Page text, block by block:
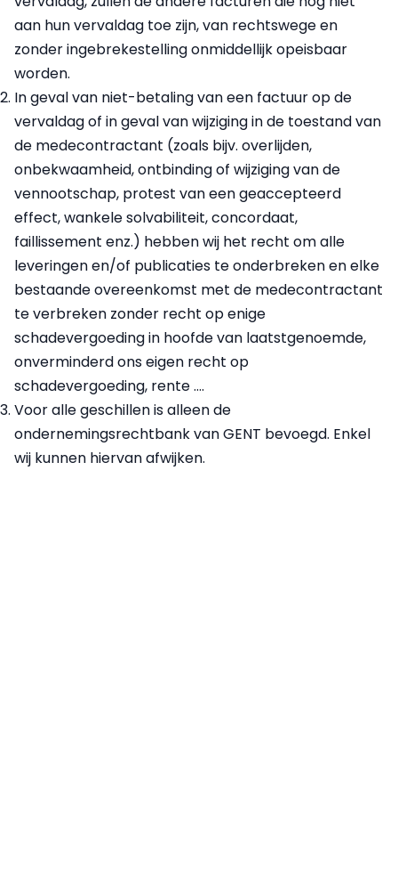
aan hun vervaldag toe zijn, van rechtswege en
zonder ingebrekestelling onmiddellijk opeisbaar
worden.
In geval van niet-betaling van een factuur op de
vervaldag of in geval van wijziging in de toestand van
de medecontractant (zoals bijv. overlijden,
onbekwaamheid, ontbinding of wijziging van de
vennootschap, protest van een geaccepteerd
effect, wankele solvabiliteit, concordaat,
faillissement enz.) hebben wij het recht om alle
leveringen en/of publicaties te onderbreken en elke
bestaande overeenkomst met de medecontractant
te verbreken zonder recht op enige
schadevergoeding in hoofde van laatstgenoemde,
onverminderd ons eigen recht op
schadevergoeding, rente ….
Voor alle geschillen is alleen de
ondernemingsrechtbank van GENT bevoegd. Enkel
wij kunnen hiervan afwijken.